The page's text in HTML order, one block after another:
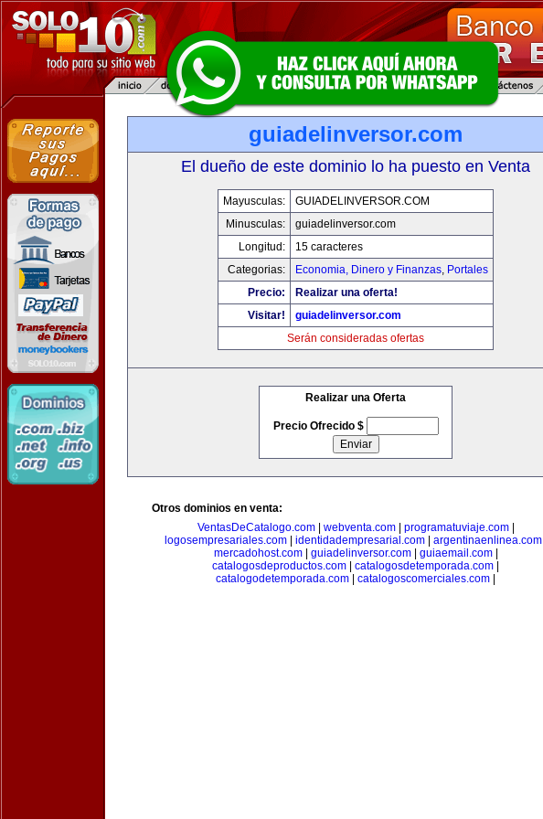
guiadelinversor.com
El dueño de este dominio lo ha puesto en Venta
Mayusculas:
GUIADELINVERSOR.COM
Minusculas:
guiadelinversor.com
Longitud:
15 caracteres
Categorias:
Economia, Dinero y Finanzas, Portales
Precio:
Realizar una oferta!
Visitar!
guiadelinversor.com
Serán consideradas ofertas
Realizar una Oferta
Precio Ofrecido $
Otros dominios en venta:
VentasDeCatalogo.com| webventa.com| programatuviaje.com|
logosempresariales.com| identidadempresarial.com| argentinaenlinea.com|
mercadohost.com| guiadelinversor.com| guiaemail.com|
catalogosdeproductos.com
catalogosdetemporada.com
catalogodetemporada.com
catalogoscomerciales.com